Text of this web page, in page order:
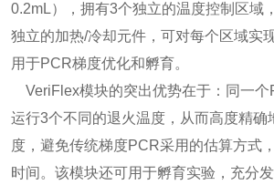
0.2mL），拥有3个独立的温度控制区域
独立的加热/冷却元件，可对每个区域实
用于PCR梯度优化和孵育。
VeriFlex模块的突出优势在于：同一个
运行3个不同的退火温度，从而高度精确
度，避免传统梯度PCR采用的估算方式
时间。该模块还可用于孵育实验，充分